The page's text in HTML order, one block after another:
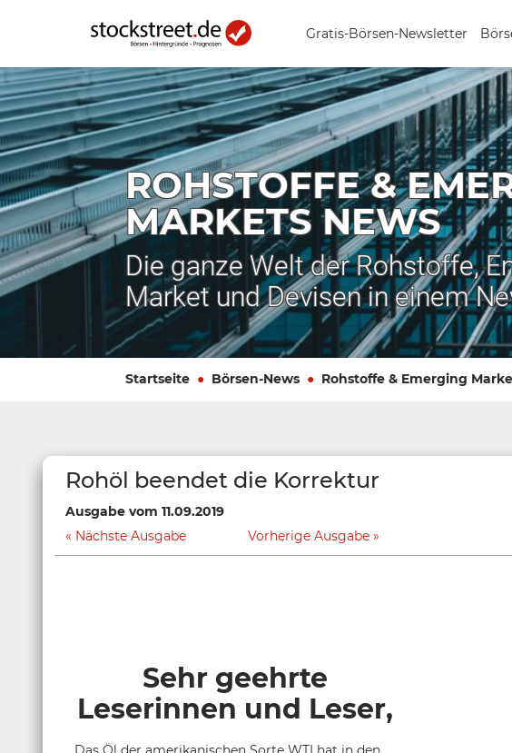
Gratis-Börsen-Newsletter
ROHSTOFFE &
MARKETS NEWS
Die ganze Welt der Rohstoffe,
Market und Devisen in einem
Startseite Börsen-News Rohstoffe & Emerging
Rohöl beendet die Korrektur
Ausgabe vom 11.09.2019
Nächste Ausgabe
Vorherige Ausgabe
Sehr geehrte
Leserinnen und Leser,